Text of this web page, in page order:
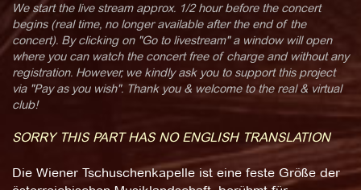
We start the live stream approx. 1/2 hour before the concert
begins (real time, no longer available after the end of the
concert). By clicking on "Go to livestream" a window will open
where you can watch the concert free of charge and without any
registration. However, we kindly ask you to support this project
via "Pay as you wish". Thank you & welcome to the real & virtual
club!
SORRY THIS PART HAS NO ENGLISH TRANSLATION
Die Wiener Tschuschenkapelle ist eine feste Größe der